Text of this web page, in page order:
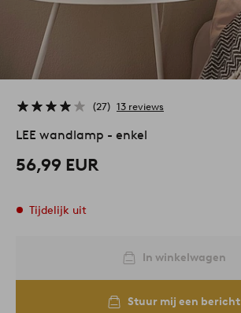
27 13 reviews
LEE wandlamp - enkel
56,99 EUR
Tijdelijk uit
In winkelwagen
Stuur mij een bericht